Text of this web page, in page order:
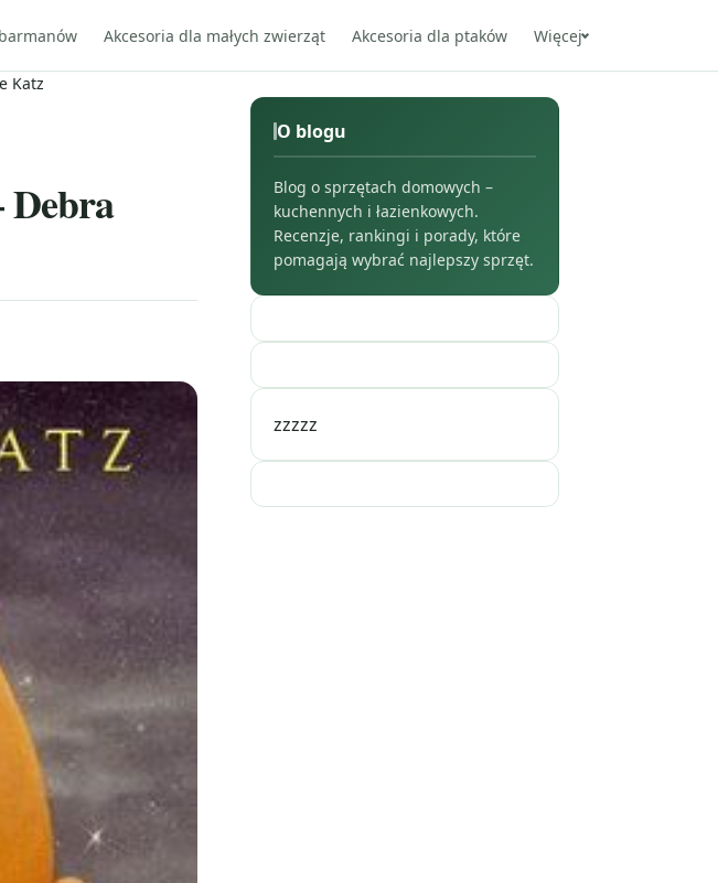
Akcesoria dla małych zwierząt Akcesoria dla ptaków Więcej
Katz
Debra
O blogu
Blog o sprzętach domowych –
kuchennych i łazienkowych.
Recenzje, rankingi i porady, które
pomagają wybrać najlepszy sprzęt.
zzzzz